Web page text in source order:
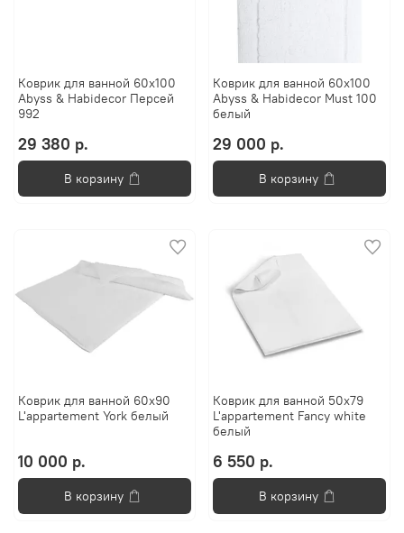
Коврик для ванной 60х100
Abyss & Habidecor Персей
992
29 380 р.
В корзину
Коврик для ванной 60x100
Abyss & Habidecor Must 100
белый
29 000 р.
В корзину
Коврик для ванной 60x90
L'appartement York белый
10 000 р.
В корзину
Коврик для ванной 50x79
L'appartement Fancy white
белый
6 550 р.
В корзину